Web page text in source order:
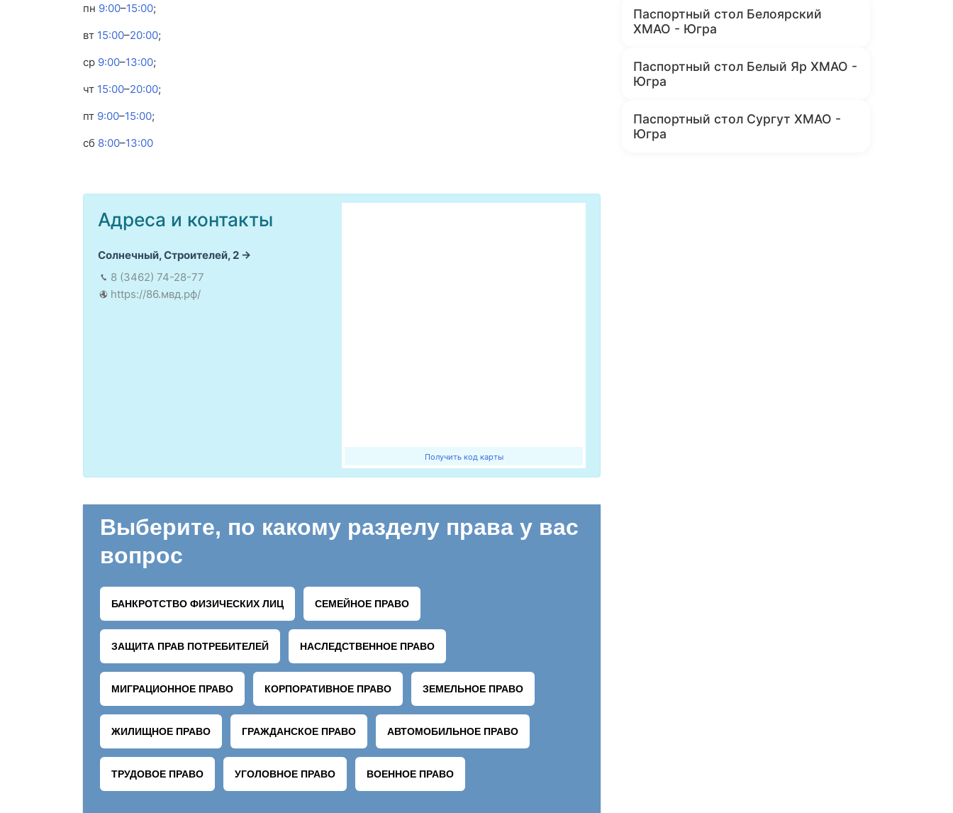
пн 9:00–15:00;
вт 15:00–20:00;
ср 9:00–13:00;
чт 15:00–20:00;
пт 9:00–15:00;
сб 8:00–13:00
Получить код карты
Адреса и контакты
Солнечный, Строителей, 2
8 (3462) 74-28-77
https://86.мвд.рф/
Паспортный стол Белоярский
ХМАО - Югра
Паспортный стол Белый Яр ХМАО -
Югра
Паспортный стол Сургут ХМАО -
Югра